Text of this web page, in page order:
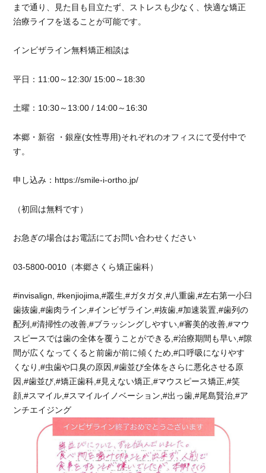
まで通り、見た目も目立たず、ストレスも少なく、快適な矯正
治療ライフを送ることが可能です。
インビザライン無料矯正相談は
平日：11:00～12:30/ 15:00～18:30
土曜：10:30～13:00 / 14:00～16:30
本郷・新宿 ・銀座(女性専用)それぞれのオフィスにて受付中で
す。
申し込み：https://smile-i-ortho.jp/
（初回は無料です）
お急ぎの場合はお電話にてお問い合わせください
03-5800-0010（本郷さくら矯正歯科）
#invisalign, #kenjiojima,#叢生,#ガタガタ,#八重歯,#左右第一小臼
歯抜歯,#歯肉ライン,#インビザライン,#抜歯,#加速装置,#歯列の
配列,#清掃性の改善,#ブラッシングしやすい,#審美的改善,#マウ
スピースでは歯の全体を覆うことができる,#治療期間も早い,#隙
間が広くなってくると前歯が前に傾くため,#口呼吸になりやす
くなり,#虫歯や口臭の原因,#歯並び全体をさらに悪化させる原
因,#歯並び,#矯正歯科,#見えない矯正,#マウスピース矯正,#笑
顔,#スマイル,#スマイルイノベーション,#出っ歯,#尾島賢治,#ア
ンチエイジング